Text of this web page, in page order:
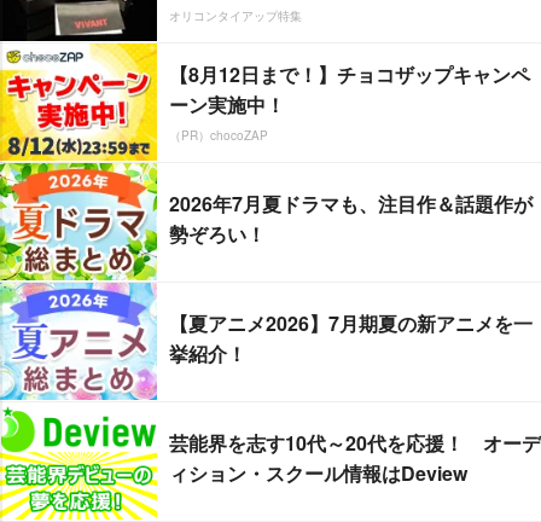
オリコンタイアップ特集
【8月12日まで！】チョコザップキャンペ
ーン実施中！
（PR）chocoZAP
2026年7月夏ドラマも、注目作＆話題作が
勢ぞろい！
【夏アニメ2026】7月期夏の新アニメを一
挙紹介！
芸能界を志す10代～20代を応援！ オーデ
ィション・スクール情報はDeview